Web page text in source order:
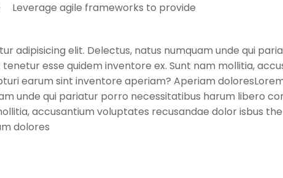
Leverage agile frameworks to provide
adipisicing elit. Delectus, natus numquam unde qui
esse quidem inventore ex. Sunt nam mollitia,
earum sint inventore aperiam? Aperiam
unde qui pariatur porro necessitatibus harum libero
accusantium voluptates recusandae dolor isbus
dolores